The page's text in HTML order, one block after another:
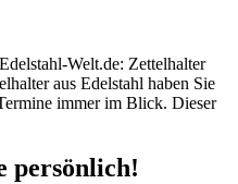
Welt.de: Zettelhalter
aus Edelstahl haben Sie
immer im Blick. Dieser
persönlich!